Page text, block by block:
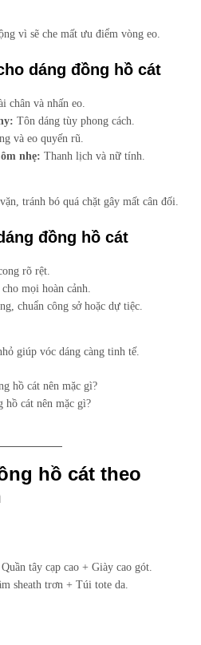
vì sẽ che mất ưu điểm vòng eo.
dáng đồng hồ cát
chân và nhấn eo.
Tôn dáng tùy phong cách.
và eo quyến rũ.
nhẹ: Thanh lịch và nữ tính.
tránh bó quá chặt gây mất cân đối.
đồng hồ cát
rõ rệt.
mọi hoàn cảnh.
chuẩn công sở hoặc dự tiệc.
giúp vóc dáng càng tinh tế.
hồ cát nên mặc gì?
hồ cát theo
tây cạp cao + Giày cao gót.
sheath trơn + Túi tote da.